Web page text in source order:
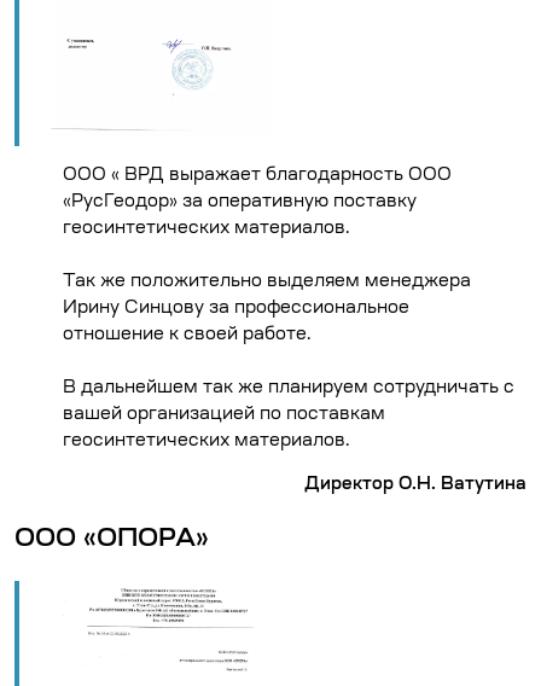
ООО « ВРД выражает благодарность ООО
«РусГеодор» за оперативную поставку
геосинтетических материалов.
Так же положительно выделяем менеджера
Ирину Синцову за профессиональное
отношение к своей работе.
В дальнейшем так же планируем сотрудничать с
вашей организацией по поставкам
геосинтетических материалов.
Директор О.Н. Ватутина
ООО «ОПОРА»